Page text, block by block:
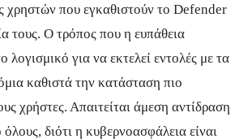
χρηστών που εγκαθιστούν το Defender
τους. Ο τρόπος που η ευπάθεια
λογισμικό για να εκτελεί εντολές με τα
καθιστά την κατάσταση πιο
χρήστες. Απαιτείται άμεση αντίδραση
διότι η κυβερνοασφάλεια είναι